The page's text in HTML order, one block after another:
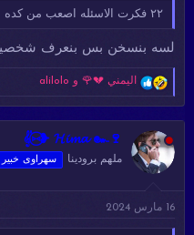
٢٢ فكرت الاسئله اصعب من كده
لسه بنسخن بس بنعرف
ت
ف
ا
ع
ل
:
اليمني 💔🌹 و alilolo
𝄟⑅⃝❥ 𝓗𝓲𝓶𝓪 ๛🍷
ملهم برودينا سهراوى خبير
16 مارس 2024